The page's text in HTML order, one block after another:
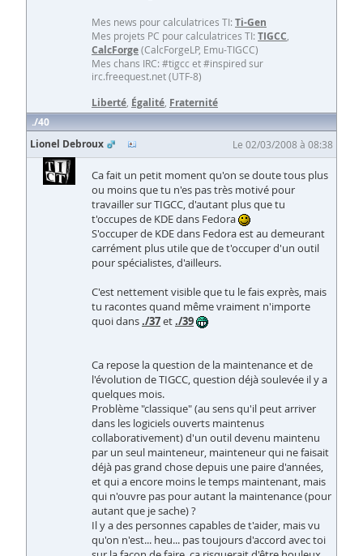
Mes news pour calculatrices TI: Ti-Gen
Mes projets PC pour calculatrices TI: TIGCC
CalcForge(CalcForgeLP, Emu-TIGCC)
Mes chans IRC: #tigcc et #inspired sur
irc.freequest.net (UTF-8)
Liberté Égalité Fraternité
40
Lionel Debroux
Le 02/03/2008 à 08:38
Ca fait un petit moment qu'on se doute tous plus
ou moins que tu n'es pas très motivé pour
travailler sur TIGCC, d'autant plus que tu
t'occupes de KDE dans Fedora
S'occuper de KDE dans Fedora est au demeurant
carrément plus utile que de t'occuper d'un outil
pour spécialistes, d'ailleurs.
C'est nettement visible que tu le fais exprès, mais
tu racontes quand même vraiment n'importe
quoi dans./37et./39
Ca repose la question de la maintenance et de
l'évolution de TIGCC, question déjà soulevée il y a
quelques mois.
Problème "classique" (au sens qu'il peut arriver
dans les logiciels ouverts maintenus
collaborativement) d'un outil devenu maintenu
par un seul mainteneur, mainteneur qui ne faisait
déjà pas grand chose depuis une paire d'années,
et qui a encore moins le temps maintenant, mais
qui n'ouvre pas pour autant la maintenance (pour
autant que je sache) ?
Il y a des personnes capables de t'aider, mais vu
qu'on n'est... heu... pas toujours d'accord avec toi